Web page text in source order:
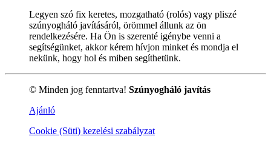
Legyen szó fix keretes, mozgatható (rolós) vagy pliszé
szúnyogháló javításáról, örömmel állunk az ön
rendelkezésére. Ha Ön is szerenté igénybe venni a
segítségünket, akkor kérem hívjon minket és mondja el
nekünk, hogy hol és miben segíthetünk.
© Minden jog fenntartva! Szúnyogháló javítás
Ajánló
Cookie (Süti) kezelési szabályzat